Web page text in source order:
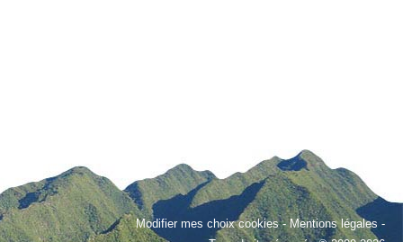
Modifier mes choix cookies-Mentions légales -